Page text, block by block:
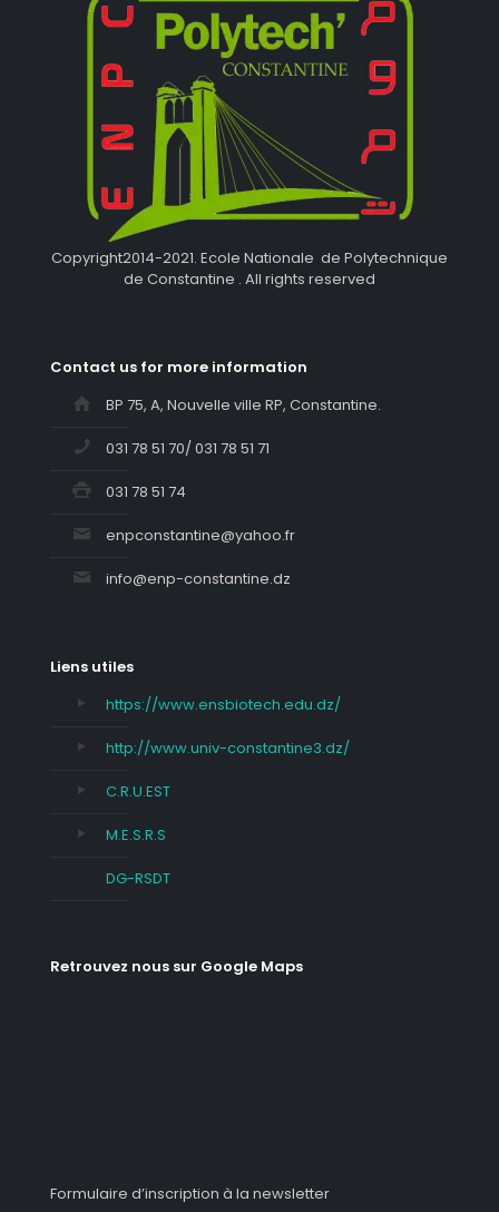
Copyright2014-2021. Ecole Nationale de Polytechnique
de Constantine . All rights reserved
Contact us for more information
BP 75, A, Nouvelle ville RP, Constantine.
031 78 51 70/ 031 78 51 71
031 78 51 74
enpconstantine@yahoo.fr
info@enp-constantine.dz
Liens utiles
https://www.ensbiotech.edu.dz/
http://www.univ-constantine3.dz/
C.R.U.EST
M.E.S.R.S
DG-RSDT
Retrouvez nous sur Google Maps
Formulaire d’inscription à la newsletter